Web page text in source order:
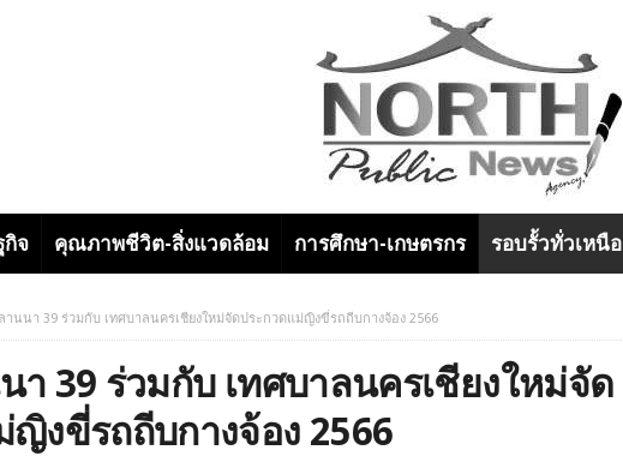
กิจ คุณภาพชีวิต-สิ่งแวดล้อม การศึกษา-เกษตรกร รอบรั้วทั่วเหนือ
านนา 39 ร่วมกับ เทศบาลนครเชียงใหม่จัดประกวดแม่ญิงขี่รถถีบกางจ้อง 2566
า 39 ร่วมกับ เทศบาลนครเชียงใหม่จัด
งขี่รถถีบกางจ้อง 2566